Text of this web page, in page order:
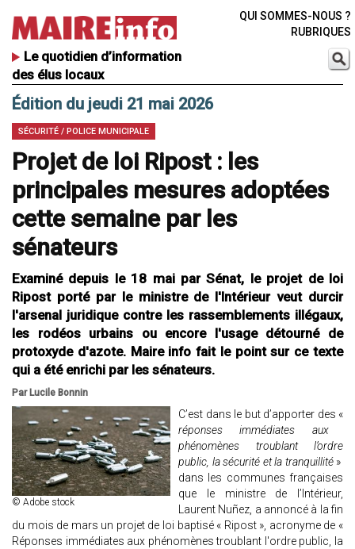
Le quotidien d’information
des élus locaux
QUI SOMMES-NOUS ?
RUBRIQUES
Édition du jeudi 21 mai 2026
SÉCURITÉ / POLICE MUNICIPALE
Projet de loi Ripost : les
principales mesures adoptées
cette semaine par les
sénateurs
Examiné depuis le 18 mai par Sénat, le projet de loi
Ripost porté par le ministre de l'Intérieur veut durcir
l'arsenal juridique contre les rassemblements illégaux,
les rodéos urbains ou encore l'usage détourné de
protoxyde d'azote. Maire info fait le point sur ce texte
qui a été enrichi par les sénateurs.
Par Lucile Bonnin
© Adobe stock
C’est dans le but d’apporter des «
réponses immédiates aux
phénomènes troublant l’ordre
public, la sécurité et la tranquillité»
dans les communes françaises
que le ministre de l’Intérieur,
Laurent Nuñez, a annoncé à la fin
du mois de mars un projet de loi baptisé « Ripost », acronyme de «
Réponses immédiates aux phénomènes troublant l'ordre public, la